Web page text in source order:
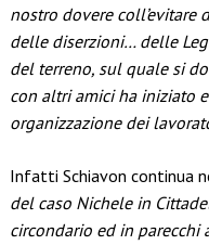
nostro dovere
delle diserzioni… delle
del terreno, sul quale si
con altri amici ha iniziato
organizzazione dei
Infatti Schiavon continua
del caso Nichele in
circondario ed in parecchi